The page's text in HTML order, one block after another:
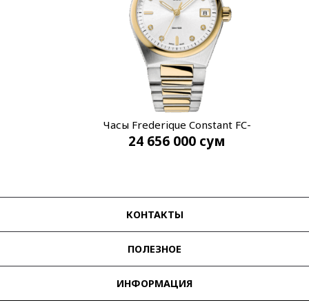
Часы Frederique Constant FC-
240VD2NH3B
24 656 000 сум
КОНТАКТЫ
ПОЛЕЗНОЕ
ИНФОРМАЦИЯ